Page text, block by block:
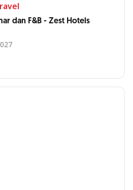
dan F&B - Zest Hotels